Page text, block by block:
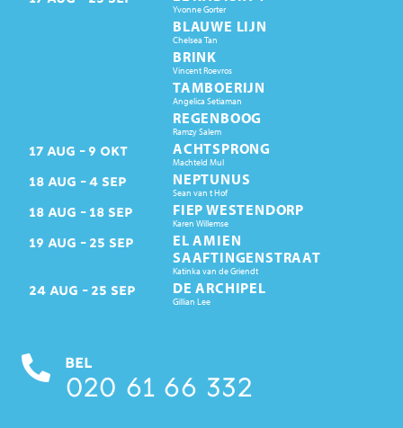
Yvonne Gorter
BLAUWE LIJN
Chelsea Tan
BRINK
Vincent Roevros
TAMBOERIJN
Angelica Setiaman
REGENBOOG
Ramzy Salem
17 AUG 9 OKT ACHTSPRONG
Machteld Mul
18 AUG 4 SEP NEPTUNUS
Sean van t Hof
18 AUG 18 SEP FIEP WESTENDORP
Karen Willemse
19 AUG 25 SEP
EL AMIEN
SAAFTINGENSTRAAT
Katinka van de Griendt
24 AUG 25 SEP DE ARCHIPEL
Gillian Lee
BEL
020 61 66 332